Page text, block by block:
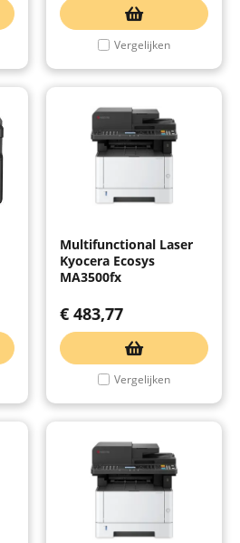
Vergelijken
Multifunctional Laser
Kyocera Ecosys
MA3500fx
€ 483,77
Vergelijken